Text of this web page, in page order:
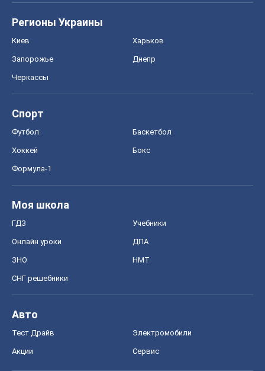
Регионы Украины
Киев Харьков
Запорожье Днепр
Черкассы
Спорт
Футбол Баскетбол
Хоккей Бокс
Формула-1
Моя школа
ГДЗ Учебники
Онлайн уроки ДПА
ЗНО НМТ
СНГ решебники
Авто
Тест Драйв Электромобили
Акции Сервис